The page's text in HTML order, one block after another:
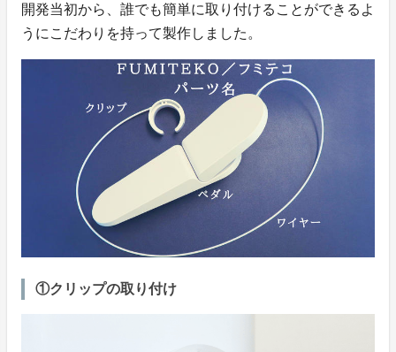
開発当初から、誰でも簡単に取り付けることができるよ
うにこだわりを持って製作しました。
①クリップの取り付け